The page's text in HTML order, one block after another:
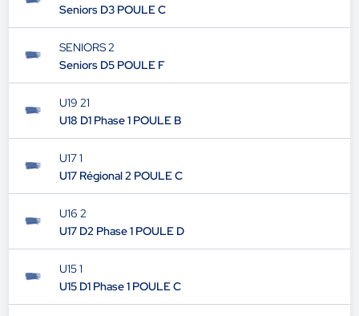
Seniors D3 POULE C
SENIORS 2
Seniors D5 POULE F
U19 21
U18 D1 Phase 1 POULE B
U17 1
U17 Régional 2 POULE C
U16 2
U17 D2 Phase 1 POULE D
U15 1
U15 D1 Phase 1 POULE C